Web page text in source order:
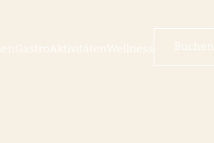
GastroAktivitätenWellness Buchen